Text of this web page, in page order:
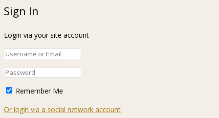
Sign In
Login via your site account
Remember Me
Or login via a social network account